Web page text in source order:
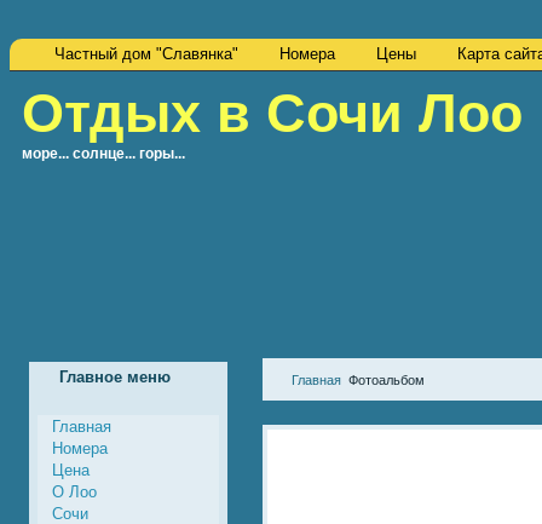
Частный дом "Славянка" Номера Цены Карта
Отдых в Сочи Лоо
море... солнце... горы...
Главное меню
Главная
Номера
Цена
О Лоо
Сочи
Главная Фотоальбом